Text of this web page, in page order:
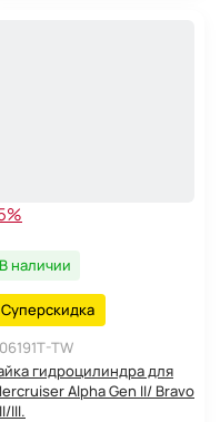
В наличии
Суперскидка
TW
гидроцилиндра для
Alpha Gen II/ Bravo
III.